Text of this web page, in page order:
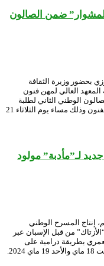
ضمن الصالون
بحضور وزيرة الثقافة
العالي لمهن فنون
الوطني الثاني لطلبة
الفنون والتراث المنظم من طرف وزارة الثقافة والفنون وذلك مساء يوم الثلاثاء 21
لـ”مأدبة” مولود
إنتاج المسرح الوطني
لها “الأزتاك” من قبل الإسبان عبر
بطريقة درامية على
خشبة المسرح الوطني الجزائري، وذلك يومي السبت 18 ماي والأحد 19 ماي 2024.